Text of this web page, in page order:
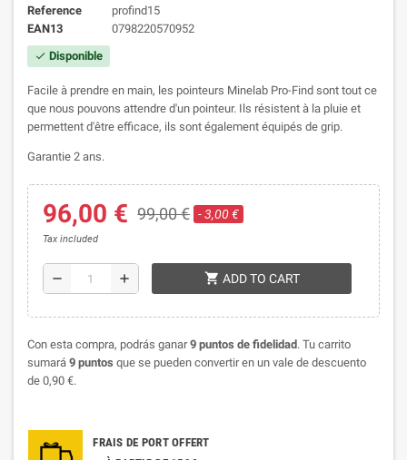
Reference
profind15
EAN13
0798220570952
check Disponible
Facile à prendre en main, les pointeurs Minelab Pro-Find sont tout ce
que nous pouvons attendre d'un pointeur. Ils résistent à la pluie et
permettent d'être efficace, ils sont également équipés de grip.
Garantie 2 ans.
96,00 € 99,00 € - 3,00 €
Tax included
remove add shopping_cart ADD TO CART
Con esta compra, podrás ganar9 puntos de fidelidad. Tu carrito
sumará 9 puntos que se pueden convertir en un vale de descuento
de 0,90 €.
FRAIS DE PORT OFFERT